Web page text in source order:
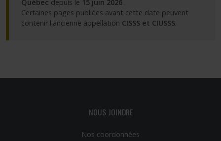
Partageons nos savoirs
Québec depuis le 15 juin 2026.
Certaines pages publiées avant cette date peuvent
contenir l'ancienne appellation CISSS et CIUSSS.
NOUS JOINDRE
Nos coordonnées